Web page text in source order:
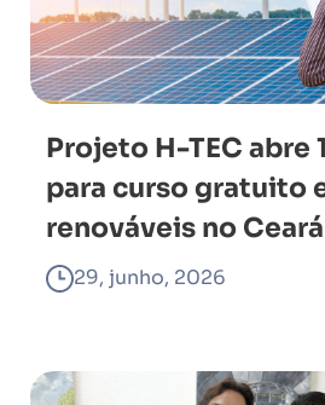
Projeto H-TEC abre
para curso gratuito
renováveis no Ceará
29, junho, 2026